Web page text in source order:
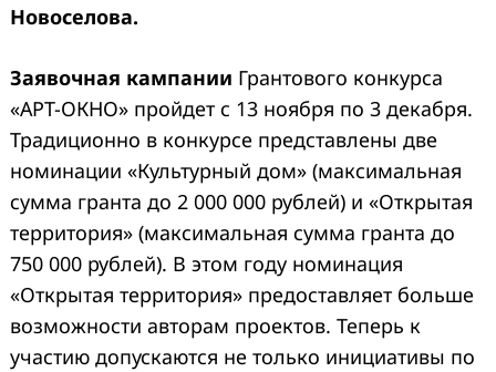
Новоселова.
Заявочная кампании Грантового конкурса
«АРТ-ОКНО» пройдет с 13 ноября по 3 декабря.
Традиционно в конкурсе представлены две
номинации «Культурный дом» (максимальная
сумма гранта до 2 000 000 рублей) и «Открытая
территория» (максимальная сумма гранта до
750 000 рублей). В этом году номинация
«Открытая территория» предоставляет больше
возможности авторам проектов. Теперь к
участию допускаются не только инициативы по